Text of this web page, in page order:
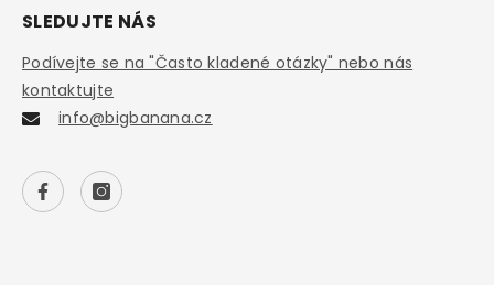
SLEDUJTE NÁS
Podívejte se na "Často kladené otázky" nebo nás
kontaktujte
info@bigbanana.cz